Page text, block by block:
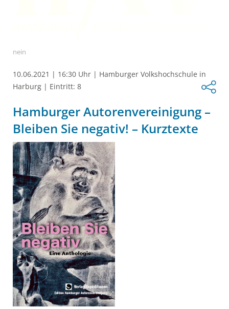
nein
10.06.2021 | 16:30 Uhr | Hamburger Volkshochschule in
Harburg | Eintritt: 8
Hamburger Autorenvereinigung –
Bleiben Sie negativ! – Kurztexte